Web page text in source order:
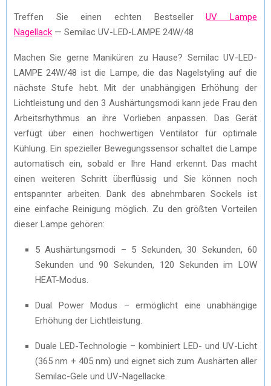
Treffen Sie einen echten BestsellerUV Lampe
Nagellack — Semilac UV-LED-LAMPE 24W/48
Machen Sie gerne Maniküren zu Hause? Semilac UV-LED-
LAMPE 24W/48 ist die Lampe, die das Nagelstyling auf die
nächste Stufe hebt. Mit der unabhängigen Erhöhung der
Lichtleistung und den 3 Aushärtungsmodi kann jede Frau den
Arbeitsrhythmus an ihre Vorlieben anpassen. Das Gerät
verfügt über einen hochwertigen Ventilator für optimale
Kühlung. Ein spezieller Bewegungssensor schaltet die Lampe
automatisch ein, sobald er Ihre Hand erkennt. Das macht
einen weiteren Schritt überflüssig und Sie können noch
entspannter arbeiten. Dank des abnehmbaren Sockels ist
eine einfache Reinigung möglich. Zu den größten Vorteilen
dieser Lampe gehören:
5 Aushärtungsmodi – 5 Sekunden, 30 Sekunden, 60
Sekunden und 90 Sekunden, 120 Sekunden im LOW
HEAT-Modus.
Dual Power Modus – ermöglicht eine unabhängige
Erhöhung der Lichtleistung.
Duale LED-Technologie – kombiniert LED- und UV-Licht
(365 nm + 405 nm) und eignet sich zum Aushärten aller
Semilac-Gele und UV-Nagellacke.